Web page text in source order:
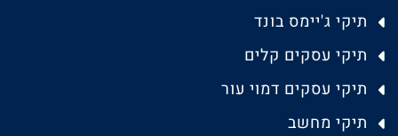
תיקי ג'יימס בונד
תיקי עסקים קלים
תיקי עסקים דמוי עור
תיקי מחשב